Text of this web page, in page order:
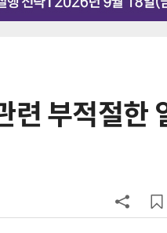
련 부적절한
6
올여름 열대야 13.7
97.1GW 경신 촉각
관, 긴급 점검